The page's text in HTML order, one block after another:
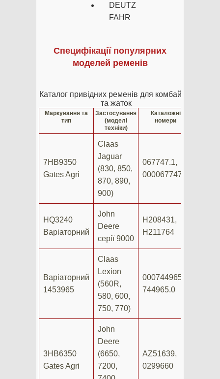
DEUTZ
FAHR
Специфікації популярних
моделей ременів
Каталог привідних ременів для комбайнів
та жаток
Маркування та
тип
Застосування
(моделі
техніки)
Каталожні
номери
7HB9350
Gates Agri
Claas
Jaguar
(830, 850,
870, 890,
900)
067747.1,
0000677471
HQ3240
Варіаторний
John
Deere
серії 9000
H208431,
H211764
Варіаторний
1453965
Claas
Lexion
(560R,
580, 600,
750, 770)
0007449650,
744965.0
3HB6350
Gates Agri
John
Deere
(6650,
7200,
AZ51639,
0299660